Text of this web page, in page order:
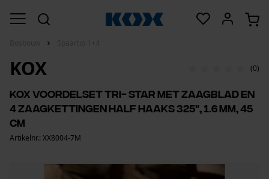
KOX (0)
KOX voordelset Tri- Star met zaagblad en
4 zaagkettingen half haaks 325", 1.6 mm, 45
cm
Artikelnr.: XX8004-7M